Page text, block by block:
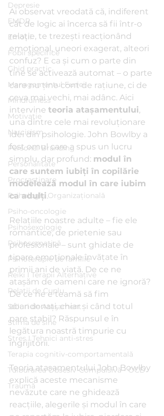
Depresie
EMDR
Emoții
Fobii specifice
Ghid practic
Managementul Furiei
Mindfulness
Motivație
Narcisism
Personal Branding
Personalitate
Procrastinare
Psihologie Organizațională
Psiho-oncologie
Psihosexologie
Psihosomatică
Psihoterapie de familie
Reiki I Terapii Alternative
Relații de Cuplu
Stiluri de Atașament
Stima de sine
Stres I Tehnici anti-stres
Terapia cognitiv-comportamentală
Tulburarea Obsesiv-Compulsivă - OCD
Traumă
Ai observat vreodată că, indiferent
cât de logic ai încerca să fii într-o
relație, te trezești reacționând
emoțional, uneori exagerat, alteori
confuz? E ca și cum o parte din
tine se activează automat – o parte
care nu ține cont de rațiune, ci de
ceva mai vechi, mai adânc. Aici
intervine teoria atașamentului,
una dintre cele mai revoluționare
idei din psihologie. John Bowlby a
fost omul care a spus un lucru
simplu, dar profund: modul în
care suntem iubiți în copilărie
modelează modul în care iubim
ca adulți.
Relațiile noastre adulte – fie ele
romantice, de prietenie sau
profesionale – sunt ghidate de
tipare emoționale învățate în
primii ani de viață. De ce ne
atașăm de oameni care ne ignoră?
De ce ne e teamă să fim
abandonați, chiar și când totul
pare stabil? Răspunsul e în
legătura noastră timpurie cu
îngrijitorii.
Teoria atașamentului John Bowlby
explică aceste mecanisme
nevăzute care ne ghidează
reacțiile, alegerile și modul în care